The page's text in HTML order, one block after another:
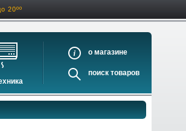
20ºº
и увлажнители воздуха
о
поиск